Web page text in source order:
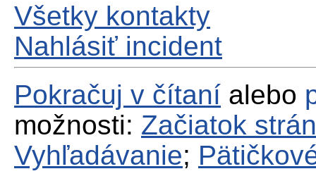
Všetky kontakty
Nahlásiť incident
Pokračuj v čítaní alebo
možnosti: Začiatok
Vyhľadávanie;